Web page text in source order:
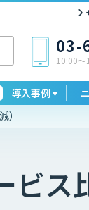
03-
10:00〜
導入事例
）
ビス